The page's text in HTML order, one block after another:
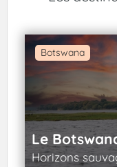
Botswana
Le
Horizons